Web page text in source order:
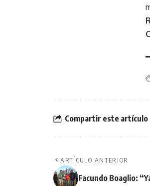
Compartir este artículo
ARTÍCULO ANTERIOR
Facundo Boaglio: